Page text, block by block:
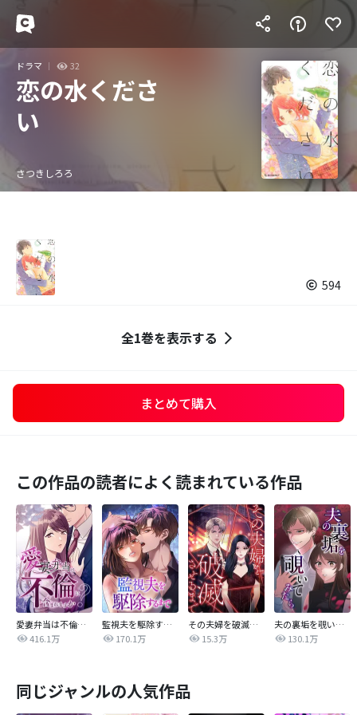
ドラマ 32
恋の水くださ
い
さつきしろろ
594
全1巻を表示する
まとめて購入
この作品の読者によく読まれている作品
愛妻弁当は不倫に含まれますか？
416.1万
監視夫を駆除するまで
170.1万
その夫婦を破滅させるまで
15.3万
夫の裏垢を覗いてみたら
130.1万
同じジャンルの人気作品